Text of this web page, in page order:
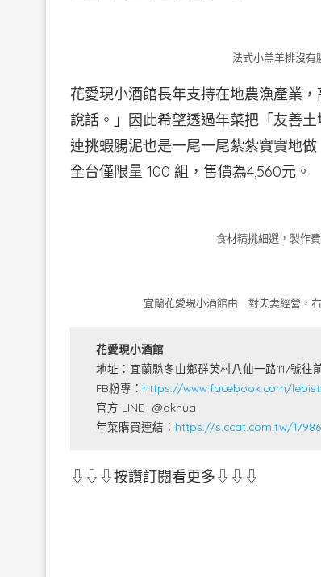
法式小羔羊排沒有
花愛現小酒館長年支持在地農漁產業
說話。」因此希望透過年菜把「友善
連挑蝦腸泥也是一尾一尾紮紮實實地
全台僅限量 100 組，售價為4,560元。
食材精挑細選，製作
宜蘭花愛現小酒館由一對夫妻經營，
花愛現小酒館
地址：宜蘭縣冬山鄉群英村八仙一路117號往
FB粉專： https://www.facebook.com/
官方 LINE | @akhua
年菜購買連結： https://s.ccat.com.tw/
⇩⇩⇩按讚訂閱看更多⇩⇩⇩